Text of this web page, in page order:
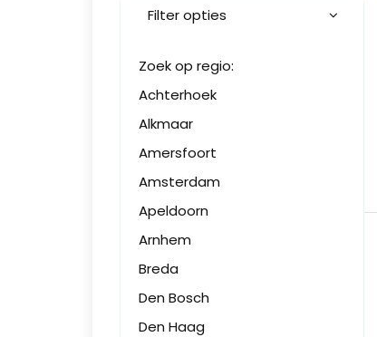
Filter opties
Zoek op regio:
Achterhoek
Alkmaar
Amersfoort
Amsterdam
Apeldoorn
Arnhem
Breda
Den Bosch
Den Haag